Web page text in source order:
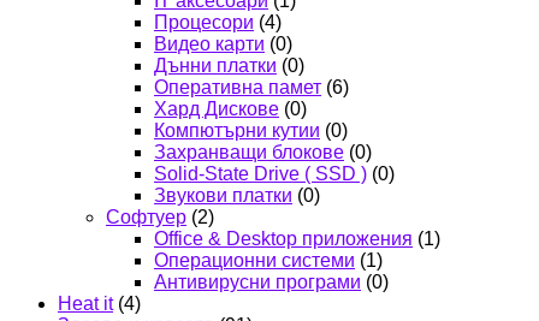
Процесори (4)
Видео карти (0)
Дънни платки (0)
Оперативна памет (6)
Хард Дискове (0)
Компютърни кутии (0)
Захранващи блокове (0)
Solid-State Drive ( SSD ) (0)
Звукови платки (0)
Софтуер (2)
Office & Desktop приложения (1)
Операционни системи (1)
Антивирусни програми (0)
Heat it (4)